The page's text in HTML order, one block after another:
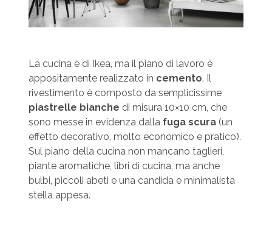
La cucina è di Ikea, ma il piano di lavoro è
appositamente realizzato in cemento. Il
rivestimento è composto da semplicissime
piastrelle bianche di misura 10×10 cm, che
sono messe in evidenza dalla fuga scura(un
effetto decorativo, molto economico e pratico).
Sul piano della cucina non mancano taglieri,
piante aromatiche, libri di cucina, ma anche
bulbi, piccoli abeti e una candida e minimalista
stella appesa.